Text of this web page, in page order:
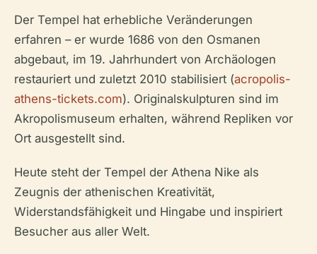
Der Tempel hat erhebliche Veränderungen
erfahren – er wurde 1686 von den Osmanen
abgebaut, im 19. Jahrhundert von Archäologen
restauriert und zuletzt 2010 stabilisiert (acropolis-
athens-tickets.com). Originalskulpturen sind im
Akropolismuseum erhalten, während Repliken vor
Ort ausgestellt sind.
Heute steht der Tempel der Athena Nike als
Zeugnis der athenischen Kreativität,
Widerstandsfähigkeit und Hingabe und inspiriert
Besucher aus aller Welt.